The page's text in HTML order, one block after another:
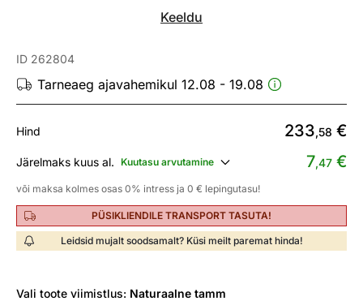
Keeldu
ID 262804
Tarneaeg ajavahemikul 12.08 - 19.08
Hind 233,58 €
Järelmaks kuus al. Kuutasu arvutamine 7,47 €
või maksa kolmes osas 0% intress ja 0 € lepingutasu!
PÜSIKLIENDILE TRANSPORT TASUTA!
Leidsid mujalt soodsamalt? Küsi meilt paremat hinda!
Vali toote viimistlus: Naturaalne tamm